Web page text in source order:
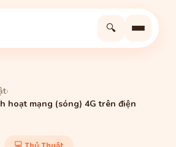
🔍
›
hoạt mạng (sóng) 4G trên điện